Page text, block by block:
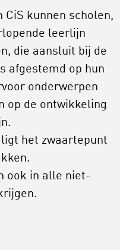
CiS kunnen scholen,
leerlijn
die aansluit bij de
afgestemd op hun
onderwerpen
op de ontwikkeling
het zwaartepunt
ook in alle niet-